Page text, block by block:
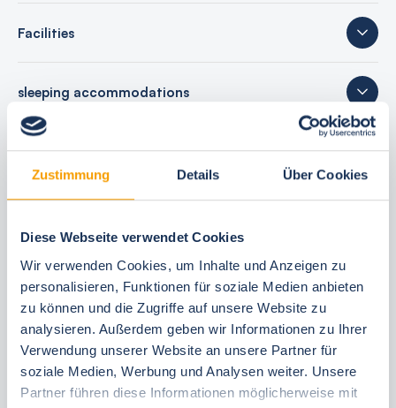
Zustimmung Details Über Cookies
Diese Webseite verwendet Cookies
Wir verwenden Cookies, um Inhalte und Anzeigen zu
personalisieren, Funktionen für soziale Medien anbieten
zu können und die Zugriffe auf unsere Website zu
analysieren. Außerdem geben wir Informationen zu Ihrer
Verwendung unserer Website an unsere Partner für
soziale Medien, Werbung und Analysen weiter. Unsere
Partner führen diese Informationen möglicherweise mit
Facilities
sleeping accommodations
24 reviews
best price guarantee
Reserve free of charge for 24 hours
30 Tage vor Anreise kostenfrei stornieren
Flexible arrival and departure 24/7
Personal consultations